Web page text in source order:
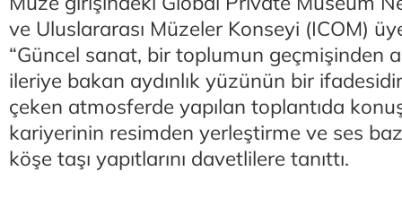
ve Uluslararası Müzeler Konseyi (ICOM)
“Güncel sanat, bir toplumun geçmişinden
ileriye bakan aydınlık yüzünün bir
çeken atmosferde yapılan toplantıda
kariyerinin resimden yerleştirme ve ses
köşe taşı yapıtlarını davetlilere tanıttı.